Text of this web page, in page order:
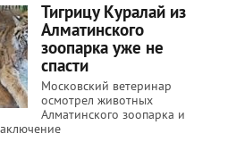
Тигрицу Куралай из
Алматинского
зоопарка уже не
спасти
Московский ветеринар
осмотрел животных
Алматинского зоопарка и